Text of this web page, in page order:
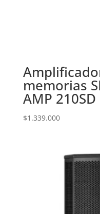
memorias
AMP 210SD
$1.339.000